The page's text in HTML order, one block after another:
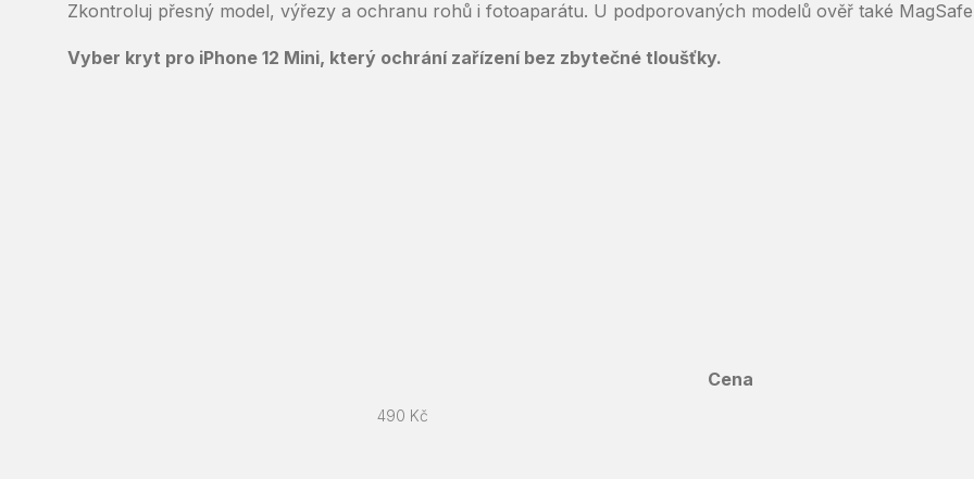
Zkontroluj přesný model, výřezy a ochranu rohů i fotoaparátu. U podporovaných modelů ověř také
Vyber kryt pro iPhone 12 Mini, který ochrání zařízení bez zbytečné tloušťky.
Cena
490 Kč